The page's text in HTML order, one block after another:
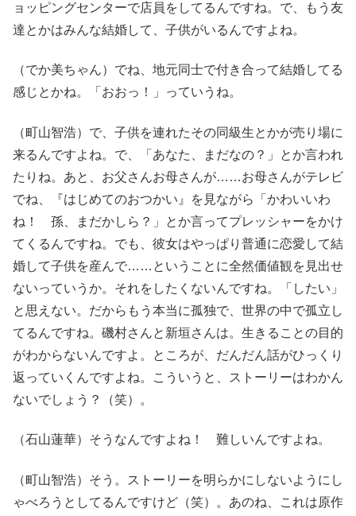
ョッピングセンターで店員をしてるんですね。で、もう友
達とかはみんな結婚して、子供がいるんですよね。
（でか美ちゃん）でね、地元同士で付き合って結婚してる
感じとかね。「おおっ！」っていうね。
（町山智浩）で、子供を連れたその同級生とかが売り場に
来るんですよね。で、「あなた、まだなの？」とか言われ
たりね。あと、お父さんお母さんが……お母さんがテレビ
でね、『はじめてのおつかい』を見ながら「かわいいわ
ね！ 孫、まだかしら？」とか言ってプレッシャーをかけ
てくるんですね。でも、彼女はやっぱり普通に恋愛して結
婚して子供を産んで……ということに全然価値観を見出せ
ないっていうか。それをしたくないんですね。「したい」
と思えない。だからもう本当に孤独で、世界の中で孤立し
てるんですね。磯村さんと新垣さんは。生きることの目的
がわからないんですよ。ところが、だんだん話がひっくり
返っていくんですよね。こういうと、ストーリーはわかん
ないでしょう？（笑）。
（石山蓮華）そうなんですよね！ 難しいんですよね。
（町山智浩）そう。ストーリーを明らかにしないようにし
ゃべろうとしてるんですけど（笑）。あのね、これは原作